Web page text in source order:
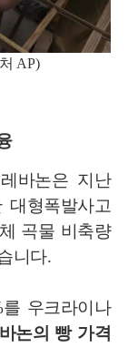
AP)
레바논은 지난
대형폭발사고
곡물 비축량
니다.
를 우크라이나
논의 빵 가격